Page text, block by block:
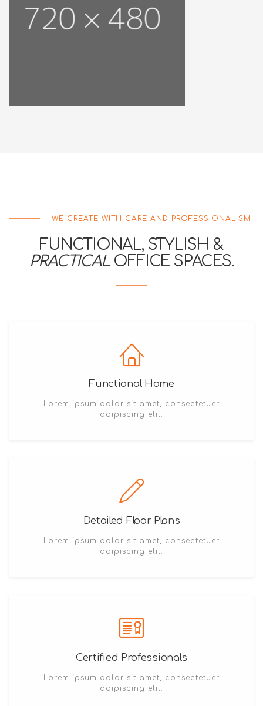
WE CREATE WITH CARE AND PROFESSIONALISM.
FUNCTIONAL, STYLISH &
PRACTICAL OFFICE SPACES.
Functional Home
Lorem ipsum dolor sit amet, consectetuer
adipiscing elit.
Detailed Floor Plans
Lorem ipsum dolor sit amet, consectetuer
adipiscing elit.
Certified Professionals
Lorem ipsum dolor sit amet, consectetuer
adipiscing elit.